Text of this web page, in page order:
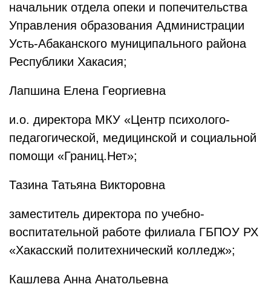
начальник отдела опеки и попечительства
Управления образования Администрации
Усть-Абаканского муниципального района
Республики Хакасия;
Лапшина Елена Георгиевна
и.о. директора МКУ «Центр психолого-
педагогической, медицинской и социальной
помощи «Границ.Нет»;
Тазина Татьяна Викторовна
заместитель директора по учебно-
воспитательной работе филиала ГБПОУ РХ
«Хакасский политехнический колледж»;
Кашлева Анна Анатольевна